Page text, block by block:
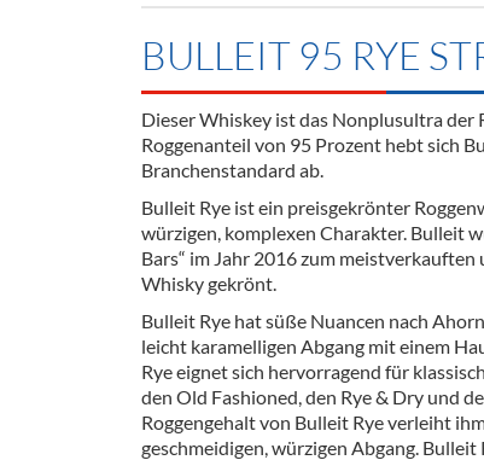
Termine
Ausschankwagen
Gläser
Kühlanhänger
Theken + Zubehör
BULLEIT 95 RYE
Dieser Whiskey ist das Nonplusultra der
Roggenanteil von 95 Prozent hebt sich
Branchenstandard ab.
Bulleit Rye ist ein preisgekrönter
würzigen, komplexen Charakter. Bulleit
Bars“ im Jahr 2016 zum
Whisky gekrönt.
Bulleit Rye hat süße Nuancen nach
leicht karamelligen Abgang mit einem
Rye eignet sich hervorragend für
den Old Fashioned, den Rye & Dry und
Roggengehalt von Bulleit Rye verleiht
geschmeidigen, würzigen Abgang.